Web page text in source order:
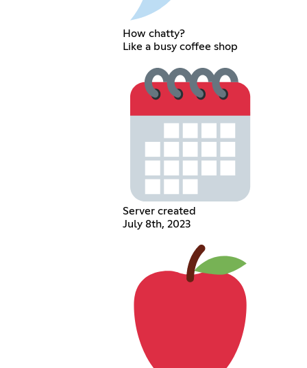
How chatty?
Like a busy coffee shop
Server created
July 8th, 2023